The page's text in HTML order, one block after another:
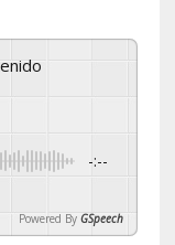
-:--
Powered By GSpeech